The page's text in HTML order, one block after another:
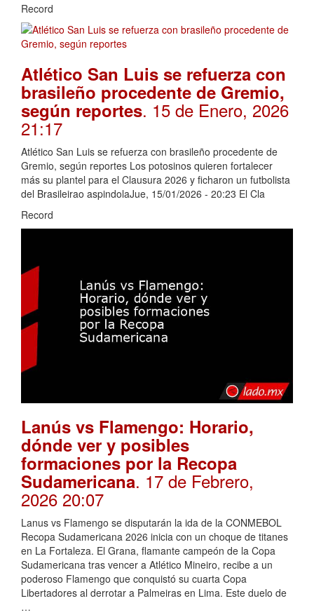
Record
Atlético San Luis se refuerza con
brasileño procedente de Gremio,
según reportes. 15 de Enero, 2026
21:17
Atlético San Luis se refuerza con brasileño procedente de
Gremio, según reportes Los potosinos quieren fortalecer
más su plantel para el Clausura 2026 y ficharon un futbolista
del Brasileirao aspindolaJue, 15/01/2026 - 20:23 El Cla
Record
Lanús vs Flamengo: Horario,
dónde ver y posibles
formaciones por la Recopa
Sudamericana. 17 de Febrero,
2026 20:07
Lanus vs Flamengo se disputarán la ida de la CONMEBOL
Recopa Sudamericana 2026 inicia con un choque de titanes
en La Fortaleza. El Grana, flamante campeón de la Copa
Sudamericana tras vencer a Atlético Mineiro, recibe a un
poderoso Flamengo que conquistó su cuarta Copa
Libertadores al derrotar a Palmeiras en Lima. Este duelo de
…